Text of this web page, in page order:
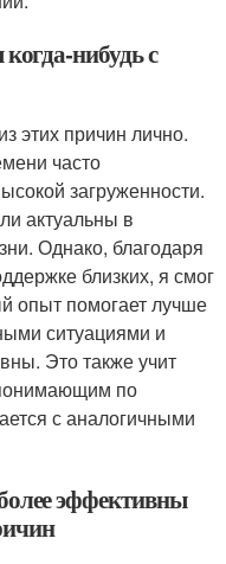
нибудь с
этих причин лично.
часто
загруженности.
актуальны в
Однако, благодаря
близких, я смог
опыт помогает лучше
ситуациями и
Это также учит
по
с аналогичными
эффективны